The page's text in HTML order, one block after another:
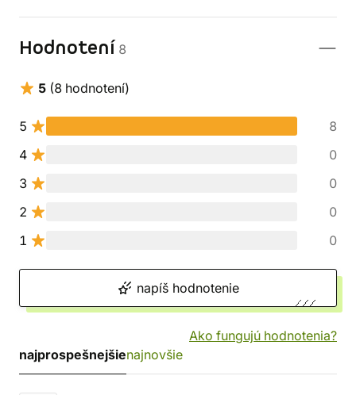
Hodnotení 8
5 (8 hodnotení)
5
8
4
0
3
0
2
0
1
0
napíš hodnotenie
Ako fungujú hodnotenia?
najprospešnejšienajnovšie